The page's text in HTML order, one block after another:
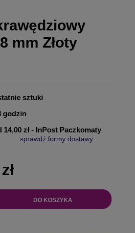
mm Złoty
sztuki
godzin
14,00 zł - InPost Paczkomaty
sprawdź formy dostawy
DO KOSZYKA